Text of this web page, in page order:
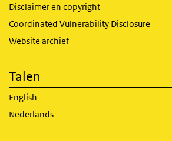
Disclaimer en copyright
Coordinated Vulnerability Disclosure
Website archief
Talen
English
Nederlands